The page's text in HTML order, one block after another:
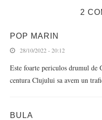
2
POP MARIN
28/10/2022 - 20:12
Este foarte periculos drumul de
centura Clujului sa avem un
BULA